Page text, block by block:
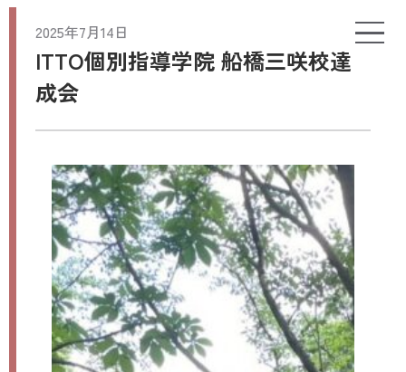
2025年7月14日
ITTO個別指導学院 船橋三咲校達
成会